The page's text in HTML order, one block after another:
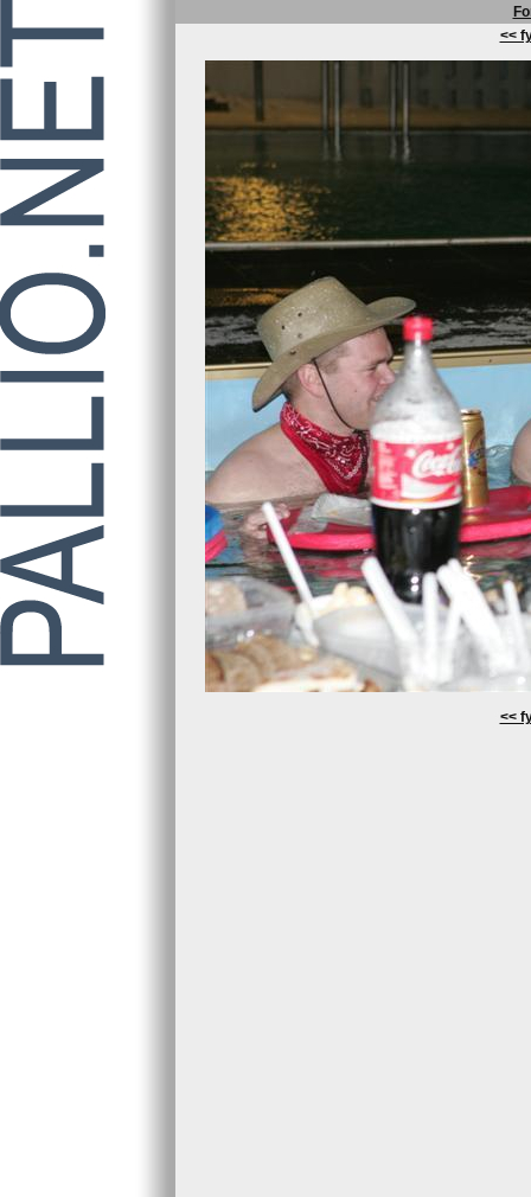
<<
<<